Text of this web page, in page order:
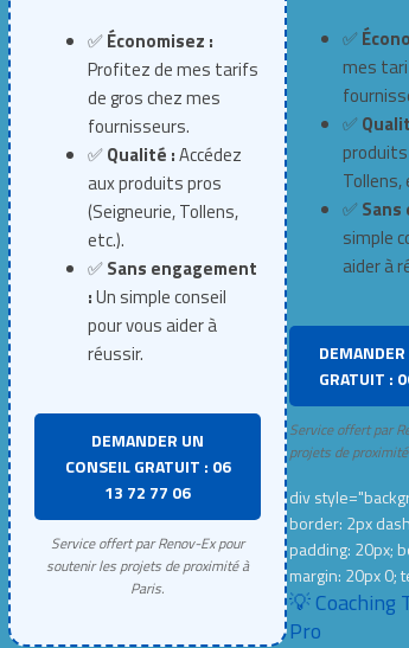
✅
mes
✅
Tollens,
✅
simple
aider à
GRATUIT :
Service offert par
projets de
div
border: 2px
padding: 20px;
margin: 20px 0;
💡 Coaching
Pro
✅Économisez :
Profitez de mes tarifs
de gros chez mes
fournisseurs.
✅Qualité :Accédez
aux produits pros
(Seigneurie, Tollens,
etc.).
✅Sans engagement
:Un simple conseil
pour vous aider à
réussir.
DEMANDER UN
CONSEIL GRATUIT : 06
13 72 77 06
Service offert par Renov-Ex pour
soutenir les projets de proximité à
Paris.